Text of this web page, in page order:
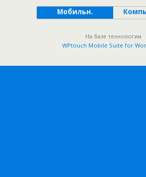
Мобильн.
На базе технологии
WPtouch Mobile Suite for